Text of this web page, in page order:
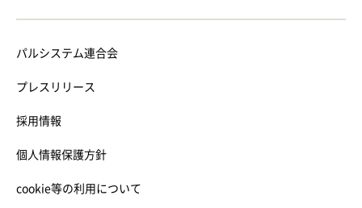
パルシステム連合会
プレスリリース
採用情報
個人情報保護方針
cookie等の利用について